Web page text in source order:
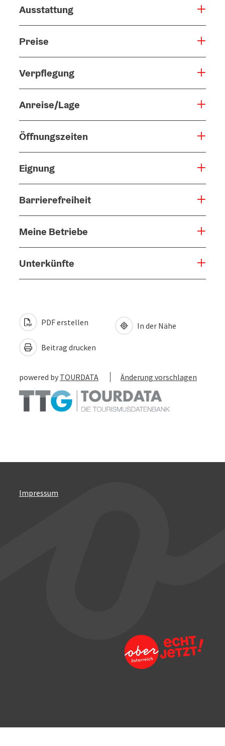
Ausstattung
Preise
Verpflegung
Anreise/Lage
Öffnungszeiten
Eignung
Barrierefreiheit
Meine Betriebe
Unterkünfte
PDF erstellen
Beitrag drucken
In der Nähe
powered by TOURDATA Änderung vorschlagen
Impressum